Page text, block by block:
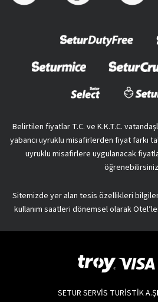
Belirtilen fiyatlar T.C. ve K.K.T.C.
yabancı uyruklu misafirlerden fiyat farkı
uyruklu misafirlere uygulanacak
Sitemizde yer alan tesis özellikleri
kullanım saatleri dönemsel olarak
SETUR SERVİS TURİSTİK A.Ş